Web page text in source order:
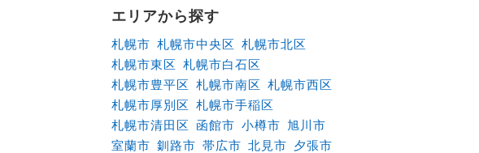
エリアから探す
札幌市 札幌市中央区 札幌市北区
札幌市東区 札幌市白石区
札幌市豊平区 札幌市南区 札幌市西区
札幌市厚別区 札幌市手稲区
札幌市清田区
函館市 小樽市 旭川市
室蘭市 釧路市 帯広市 北見市 夕張市